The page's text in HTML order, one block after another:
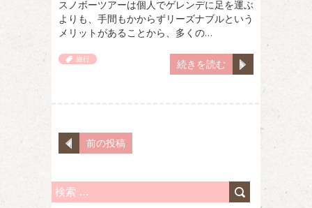
スノボーツアーは個人でゲレンデに足を運ぶ
よりも、手間もかからずリーズナブルという
メリットがあることから、多くの…
続きを読む
旅行
前の投稿
検